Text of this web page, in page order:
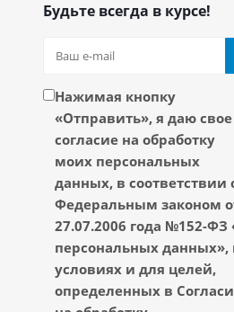
Будьте всегда в курсе!
Нажимая кнопку
«Отправить», я даю свое
согласие на обработку
моих персональных
данных, в соответствии
Федеральным законом
27.07.2006 года №152-ФЗ
персональных данных»,
условиях и для целей,
определенных в